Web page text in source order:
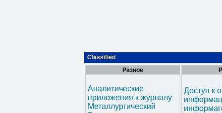
Classified
Разное
Аналитические
приложения к журналу
Металлургический
Доступ к